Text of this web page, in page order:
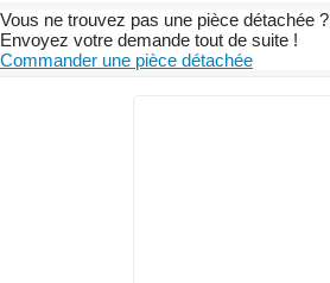
Vous ne trouvez pas une pièce détachée ?
Envoyez votre demande tout de suite !
Commander une pièce détachée